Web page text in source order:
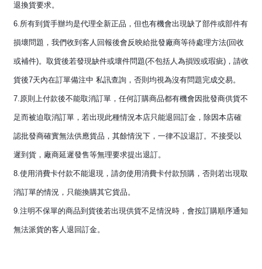
退換貨要求。
6.所有到貨手辦均是代理全新正品，但也有機會出現缺了部件或部件有
損壞問題，我們收到客人回報後會反映給批發廠商等待處理方法(回收
或補件)。取貨後若發現缺件或壞件問題(不包括人為損毀或瑕疵)，請收
貨後7天內在訂單備注中 私訊查詢，否則均視為沒有問題完成交易。
7.原則上付款後不能取消訂單，任何訂購商品都有機會因批發商供貨不
足而被迫取消訂單，若出現此種情況本店只能退回訂金，除因本店確
認批發商確實無法供應貨品，其餘情況下，一律不設退訂。不接受以
遲到貨，廠商延遲發售等無理要求提出退訂。
8.使用消費卡付款不能退現，請勿使用消費卡付款預購，否則若出現取
消訂單的情況，只能換購其它貨品。
9.注明不保單的商品到貨後若出現供貨不足情況時，會按訂購順序通知
無法派貨的客人退回訂金。